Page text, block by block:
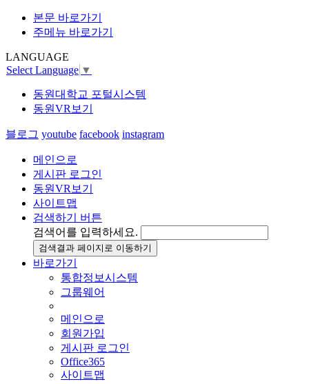
본문 바로가기
주메뉴 바로가기
LANGUAGE
Select Language ▼
동원대학교 포털시스템
동원VR보기
블로그 youtube facebook instagram
메인으로
게시판 로그인
동원VR보기
사이트맵
검색하기 버튼
검색어를 입력하세요.
검색결과 페이지로 이동하기
바로가기
통합정보시스템
그룹웨어
메인으로
회원가입
게시판 로그인
Office365
사이트맵